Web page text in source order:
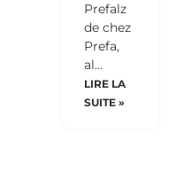
Prefalz
de chez
Prefa,
al…
LIRE LA
SUITE »